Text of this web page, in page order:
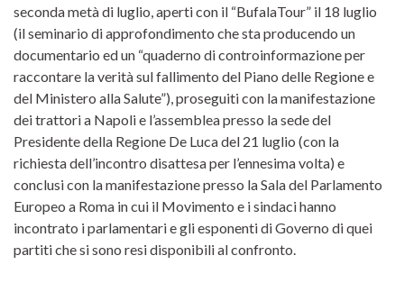
seconda metà di luglio, aperti con il “BufalaTour” il 18 luglio
(il seminario di approfondimento che sta producendo un
documentario ed un “quaderno di controinformazione per
raccontare la verità sul fallimento del Piano delle Regione e
del Ministero alla Salute”), proseguiti con la manifestazione
dei trattori a Napoli e l’assemblea presso la sede del
Presidente della Regione De Luca del 21 luglio (con la
richiesta dell’incontro disattesa per l’ennesima volta) e
conclusi con la manifestazione presso la Sala del Parlamento
Europeo a Roma in cui il Movimento e i sindaci hanno
incontrato i parlamentari e gli esponenti di Governo di quei
partiti che si sono resi disponibili al confronto.